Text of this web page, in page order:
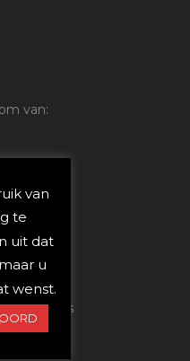
van:
Custers
van
te
uit dat
u
wenst.